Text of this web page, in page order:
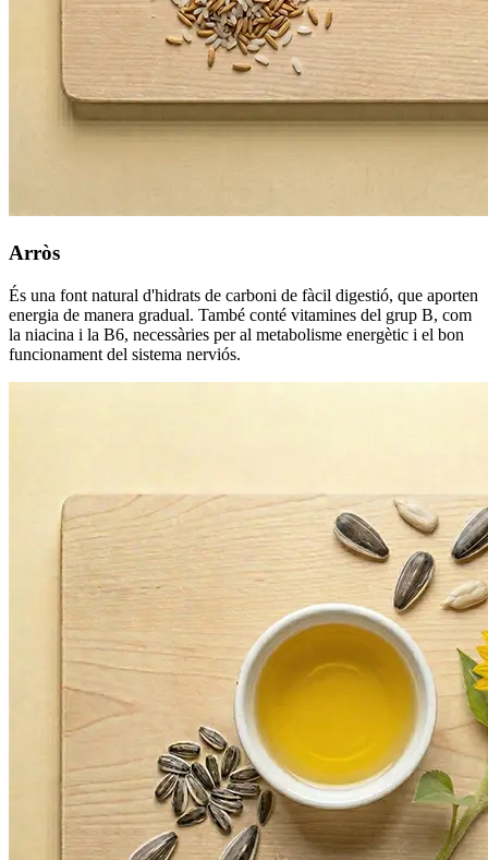
Arròs
És una font natural d'hidrats de carboni de fàcil digestió, que aporten
energia de manera gradual. També conté vitamines del grup B, com
la niacina i la B6, necessàries per al metabolisme energètic i el bon
funcionament del sistema nerviós.